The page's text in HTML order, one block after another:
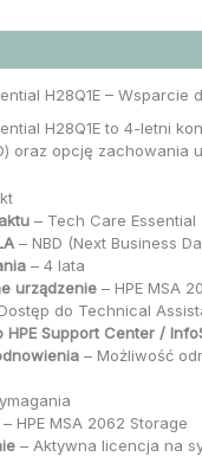
H28Q1E – Wsparcie
H28Q1E to 4-letni
oraz opcję zachowania
– Tech Care Essential
– NBD (Next Business
– 4 lata
urządzenie – HPE MSA
do Technical
HPE Support Center /
– Możliwość
– HPE MSA 2062 Storage
– Aktywna licencja na